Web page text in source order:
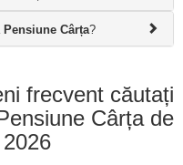
Pensiune Cârța?
frecvent căutați
Cârța de